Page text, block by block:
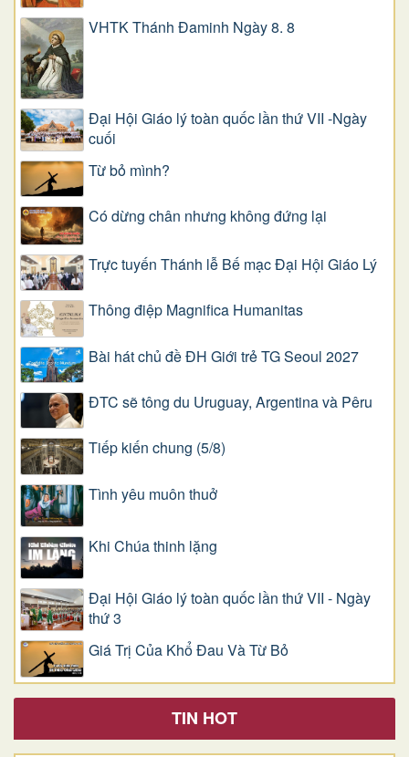
VHTK Thánh Đaminh Ngày 8. 8
Đại Hội Giáo lý toàn quốc lần thứ VII -Ngày
cuối
Từ bỏ mình?
Có dừng chân nhưng không đứng lại
Trực tuyến Thánh lễ Bế mạc Đại Hội Giáo Lý
Thông điệp Magnifica Humanitas
Bài hát chủ đề ĐH Giới trẻ TG Seoul 2027
ĐTC sẽ tông du Uruguay, Argentina và Pêru
Tiếp kiến chung (5/8)
Tình yêu muôn thuở
Khi Chúa thinh lặng
Đại Hội Giáo lý toàn quốc lần thứ VII - Ngày
thứ 3
Giá Trị Của Khổ Ðau Và Từ Bỏ
TIN HOT